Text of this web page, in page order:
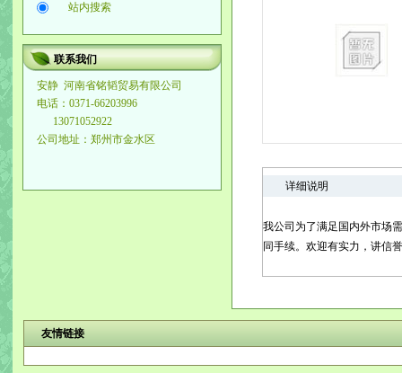
站内搜索
联系我们
安静 河南省铭韬贸易有限公司
电话：0371-66203996
13071052922
公司地址：郑州市金水区
详细说明
我公司为了满足国内外市场
同手续。欢迎有实力，讲信
友情链接